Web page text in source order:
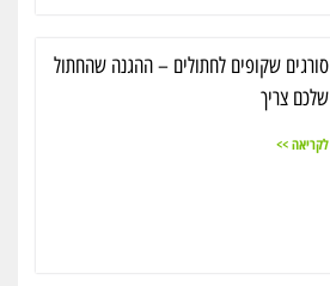
סורגים שקופים לחתולים – ההגנה שהחתול
שלכם צריך
לקריאה >>